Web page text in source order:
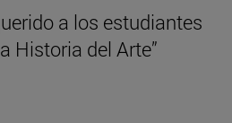
a los estudiantes
Historia del Arte”